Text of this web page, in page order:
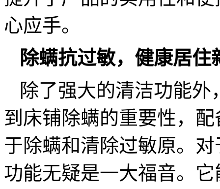
心应手。
除螨抗过敏，健康居住
除了强大的清洁功能
到床铺除螨的重要性，
于除螨和清除过敏原。
功能无疑是一大福音。